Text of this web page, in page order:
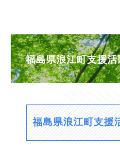
福島県浪江町支援活
福島県浪江町支援